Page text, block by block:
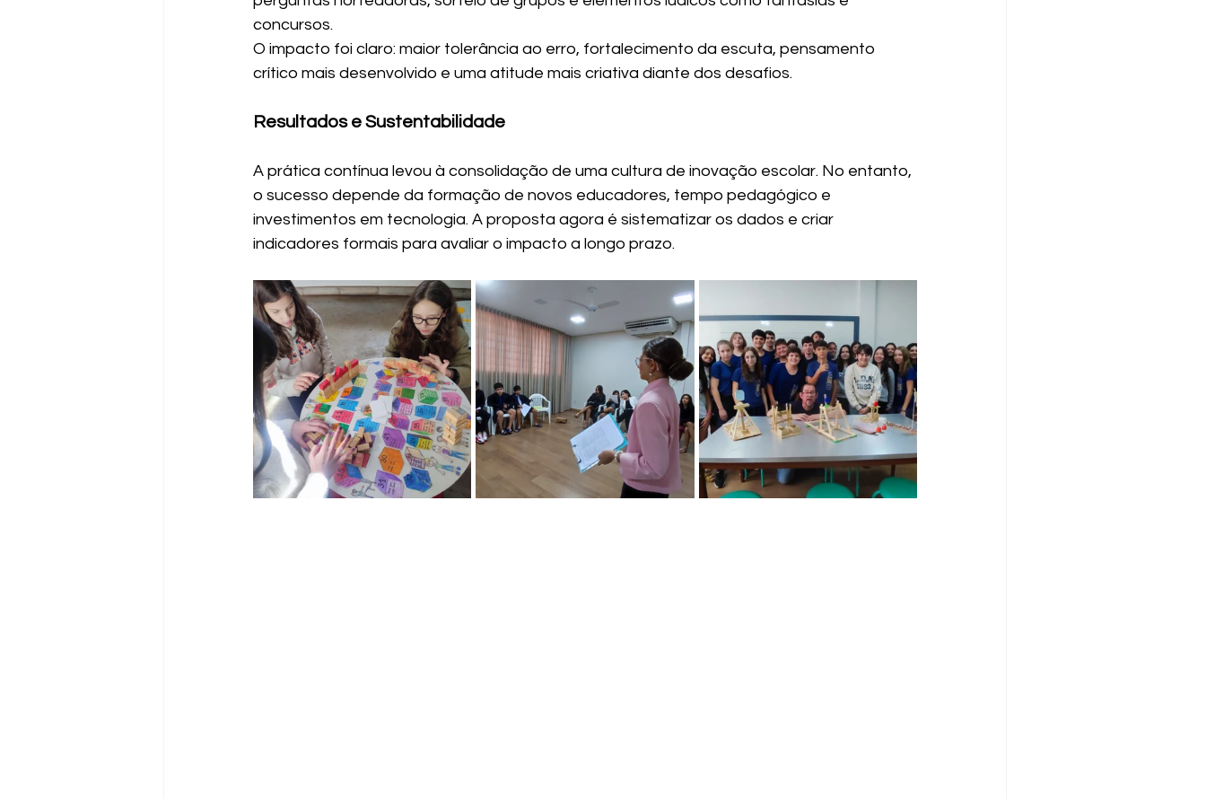
concursos.
O impacto foi claro: maior tolerância ao erro, fortalecimento da escuta, pensamento
crítico mais desenvolvido e uma atitude mais criativa diante dos desafios.
Resultados e Sustentabilidade
A prática contínua levou à consolidação de uma cultura de inovação escolar. No entanto,
o sucesso depende da formação de novos educadores, tempo pedagógico e
investimentos em tecnologia. A proposta agora é sistematizar os dados e criar
indicadores formais para avaliar o impacto a longo prazo.